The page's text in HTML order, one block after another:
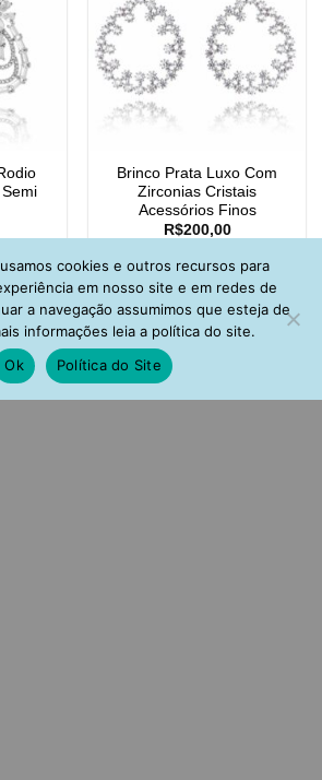
Brinco Prata Luxo Com
Zirconias Cristais
Acessórios Finos
R$200,00
cookies e outros recursos para
em nosso site e em redes de
a navegação assumimos que esteja de
informações leia a política do site.
Ok
Política do Site